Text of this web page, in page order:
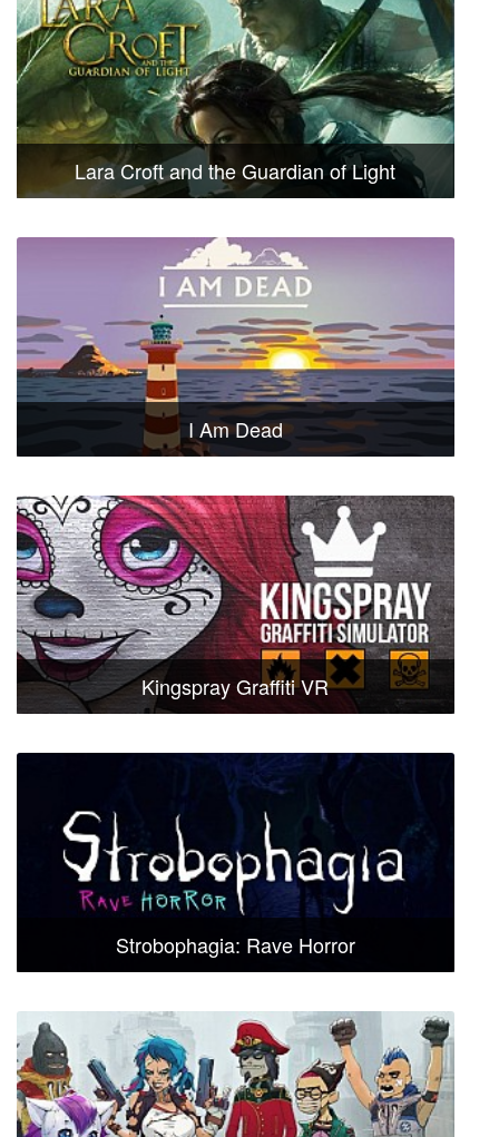
Lara Croft and the Guardian of Light
I Am Dead
Kingspray Graffiti VR
Strobophagia: Rave Horror